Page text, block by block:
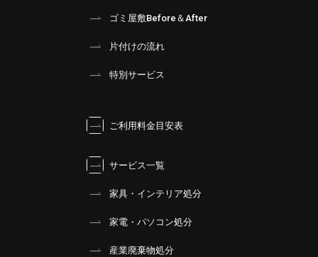
ゴミ屋敷Before＆After
片付けの流れ
特別サービス
ご利用料金目安表
サービス一覧
家具・インテリア処分
家電・パソコン処分
産業廃棄物処分